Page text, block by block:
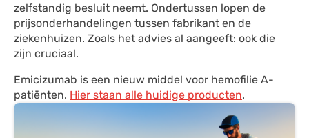
zelfstandig besluit neemt. Ondertussen lopen de
prijsonderhandelingen tussen fabrikant en de
ziekenhuizen. Zoals het advies al aangeeft: ook die
zijn cruciaal.
Emicizumab is een nieuw middel voor hemofilie A-
patiënten. Hier staan alle huidige producten.